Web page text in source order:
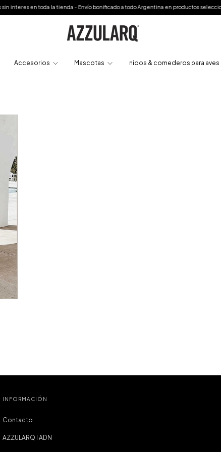
toda la tienda - Envío bonificado a todo Argentina en productos seleccionados o a
Accesorios Mascotas nidos & comederos para aves
INFORMACIÓN
Contacto
AZZULARQ I ADN